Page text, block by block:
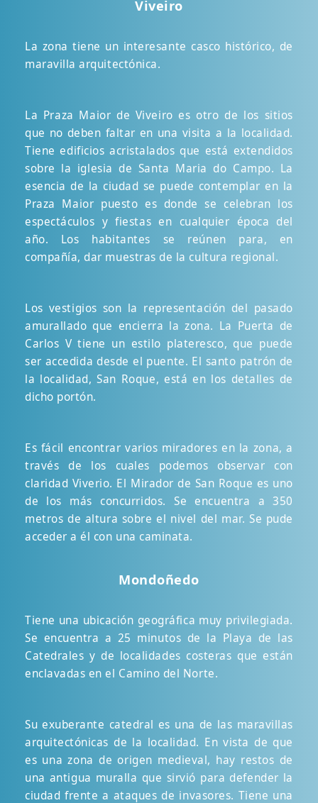
Viveiro
La zona tiene un interesante casco histórico, de
maravilla arquitectónica.
La Praza Maior de Viveiro es otro de los sitios
que no deben faltar en una visita a la localidad.
Tiene edificios acristalados que está extendidos
sobre la iglesia de Santa Maria do Campo. La
esencia de la ciudad se puede contemplar en la
Praza Maior puesto es donde se celebran los
espectáculos y fiestas en cualquier época del
año. Los habitantes se reúnen para, en
compañía, dar muestras de la cultura regional.
Los vestigios son la representación del pasado
amurallado que encierra la zona. La Puerta de
Carlos V tiene un estilo plateresco, que puede
ser accedida desde el puente. El santo patrón de
la localidad, San Roque, está en los detalles de
dicho portón.
Es fácil encontrar varios miradores en la zona, a
través de los cuales podemos observar con
claridad Viverio. El Mirador de San Roque es uno
de los más concurridos. Se encuentra a 350
metros de altura sobre el nivel del mar. Se pude
acceder a él con una caminata.
Mondoñedo
Tiene una ubicación geográfica muy privilegiada.
Se encuentra a 25 minutos de la Playa de las
Catedrales y de localidades costeras que están
enclavadas en el Camino del Norte.
Su exuberante catedral es una de las maravillas
arquitectónicas de la localidad. En vista de que
es una zona de origen medieval, hay restos de
una antigua muralla que sirvió para defender la
ciudad frente a ataques de invasores. Tiene una